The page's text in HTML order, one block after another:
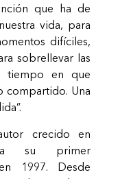
que ha de
vida, para
difíciles,
sobrellevar las
tiempo en que
compartido. Una
crecido en
su primer
1997. Desde